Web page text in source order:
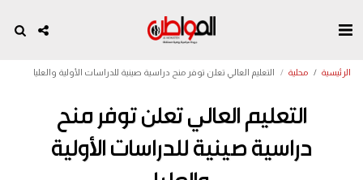
الرئيسية محلية التعليم العالي تعلن توفر منح دراسية صينية للدراسات الأولية والعليا
التعليم العالي تعلن توفر منح
دراسية صينية للدراسات الأولية